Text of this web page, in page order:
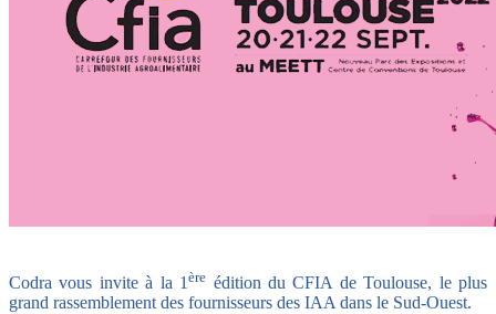
Codra vous invite à la 1ère édition du CFIA de Toulouse, le plus
grand rassemblement des fournisseurs des IAA dans le Sud-Ouest.